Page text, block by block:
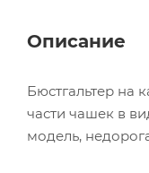
Описание
Бюстгальтер на
части чашек в
модель,